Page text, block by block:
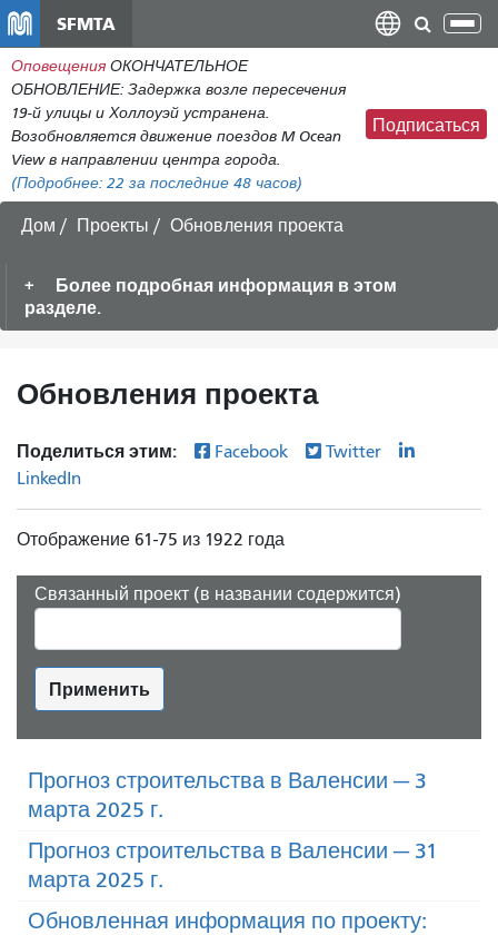
содержанию
SFMTA
Оповещения ОКОНЧАТЕЛЬНОЕ
ОБНОВЛЕНИЕ: Задержка возле пересечения
19-й улицы и Холлоуэй устранена.
Возобновляется движение поездов M Ocean
View в направлении центра города.
(Подробнее: 22 за последние 48 часов)
Подписаться
Дом Проекты Обновления проекта
Более подробная информация в этом
разделе.
Обновления проекта
Поделиться этим: Facebook
Twitter
LinkedIn
Отображение 61-75 из 1922 года
Связанный проект (в названии содержится)
Применить
Прогноз строительства в Валенсии — 3
марта 2025 г.
Прогноз строительства в Валенсии — 31
марта 2025 г.
Обновленная информация по проекту: